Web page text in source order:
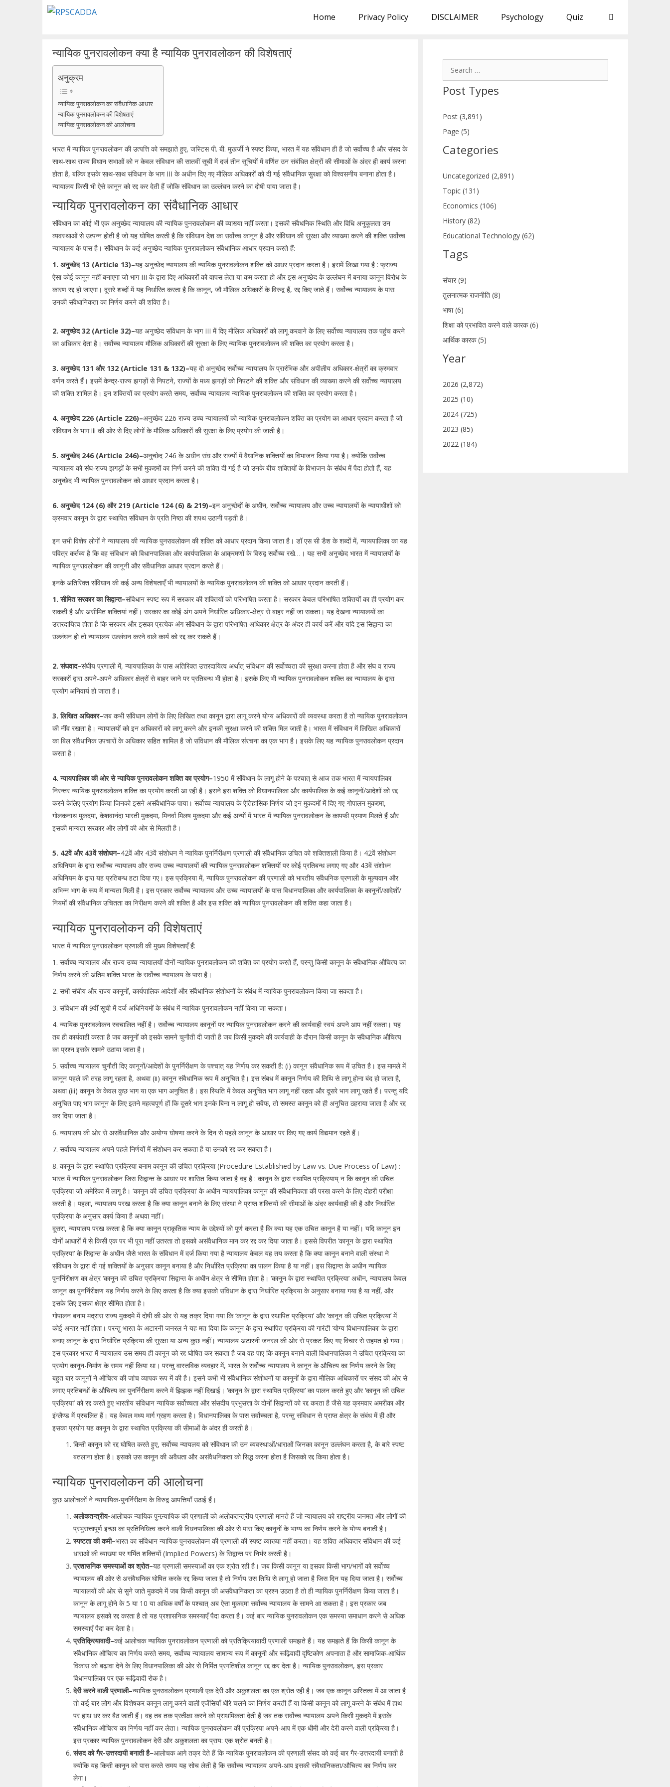
Home Privacy Policy DISCLAIMER Psychology Quiz
न्यायिक पुनरावलोकन क्या है न्यायिक पुनरावलोकन की विशेषताएं
अनुक्रम
न्यायिक पुनरावलोकन का संवैधानिक आधार
न्यायिक पुनरावलोकन की विशेषताएं
न्यायिक पुनरावलोकन की आलोचना
भारत में न्यायिक पुनरावलोकन की उत्पत्ति को समझाते हुए, जस्टिस पी. बी. मुखर्जी ने स्पष्ट किया, भारत में यह संविधान ही है जो सर्वोच्च है और संसद के
साथ-साथ राज्य विधान सभाओं को न केवल संविधान की सातवीं सूची में दर्ज तीन सूचियों में वर्णित उन संबंधित क्षेत्रों की सीमाओं के अंदर ही कार्य करना
होता है, बल्कि इसके साथ-साथ संविधान के भाग III के अधीन दिए गए मौलिक अधिकारों को दी गई संवैधानिक सुरक्षा को विश्वसनीय बनाना होता है।
न्यायालय किसी भी ऐसे कानून को रद्द कर देती हैं जोकि संविधान का उल्लंघन करने का दोषी पाया जाता है।
न्यायिक पुनरावलोकन का संवैधानिक आधार
संविधान का कोई भी एक अनुच्छेद न्यायालय की न्यायिक पुनरावलोकन की व्याख्या नहीं करता। इसकी संवैधनिक स्थिति और विधि अनुकूलता उन
व्यवस्थाओं से उत्पन्न होती है जो यह घोषित करती है कि संविधान देश का सर्वोच्च कानून है और संविधान की सुरक्षा और व्याख्या करने की शक्ति सर्वोच्च
न्यायालय के पास है। संविधान के कई अनुच्छेद न्यायिक पुनरावलोकन संवैधानिक आधार प्रदान करते हैं:
1. अनुच्छेद 13 (Article 13)–यह अनुच्छेद न्यायालय की न्यायिक पुनरावलोकन शक्ति को आधर प्रदान करता है। इसमें लिखा गया है : फ्राज्य
ऐसा कोई कानून नहीं बनाएगा जो भाग III के द्वारा दिए अधिकारों को वापस लेता या कम करता हो और इस अनुच्छेद के उल्लंघन में बनाया कानून विरोध के
कारण रद्द हो जाएगा। दूसरे शब्दों में यह निर्धारित करता है कि कानून, जौ मौलिक अधिकारों के विरुद्व हैं, रद्द किए जाते हैं। सर्वोच्च न्यायालय के पास
उनकी संवैधानिकता का निर्णय करने की शक्ति है।
2. अनुच्छेद 32 (Article 32)–यह अनुच्छेद संविधान के भाग III में दिए मौलिक अधिकारों को लागू करवाने के लिए सर्वोच्च न्यायालय तक पहुंच करने
का अधिकार देता है। सर्वोच्च न्यायालय मौलिक अधिकारों की सुरक्षा के लिए न्यायिक पुनरावलोकन की शक्ति का प्रयोग करता है।
3. अनुच्छेद 131 और 132 (Article 131 & 132)–यह दो अनुच्छेद सर्वोच्च न्यायालय के प्रारंभिक और अपीलीय अधिकार-क्षेत्रों का क्रमवार
वर्णन करते हैं। इसमें केन्द्र-राज्य झगड़ों से निपटने, राज्यों के मध्य झगड़ों को निपटने की शक्ति और संविधान की व्याख्या करने की सर्वोच्च न्यायालय
की शक्ति शामिल है। इन शक्तियों का प्रयोग करते समय, सर्वोच्च न्यायालय न्यायिक पुनरावलोकन की शक्ति का प्रयोग करता है।
4. अनुच्छेद 226 (Article 226)–अनुच्छेद 226 राज्य उच्च न्यायालयों को न्यायिक पुनरावलोकन शक्ति का प्रयोग का आधार प्रदान करता है जो
संविधान के भाग iii की ओर से दिए लोगों के मौलिक अधिकारों की सुरक्षा के लिए प्रयोग की जाती है।
5. अनुच्छेद 246 (Article 246)–अनुच्छेद 246 के अधीन संघ और राज्यों में वैधानिक शक्तियों का विभाजन किया गया है। क्योंकि सर्वोच्च
न्यायालय को संघ-राज्य झगड़ों के सभी मुकद्दमों का निर्ण करने की शक्ति दी गई है जो उनके बीच शक्तियों के विभाजन के संबंध में पैदा होतो हैं, यह
अनुच्छेद भी न्यायिक पुनरावलोकन को आधार प्रदान करता है।
6. अनुच्छेद 124 (6) और 219 (Article 124 (6) & 219)–इन अनुच्छेदों के अधीन, सर्वोच्च न्यायालय और उच्च न्यायालयों के न्यायाधीशों को
क्रमवार कानून के द्वारा स्थापित संविधान के प्रति निष्ठा की शपथ उठानी पड़ती है।
इन सभी विशेष लोगों ने न्यायालय की न्यायिक पुनरावलोकन की शक्ति को आधार प्रदान किया जाता है। डॉ एस सी डैश के शब्दों में, न्यायपालिका का यह
पवित्र कर्तव्य है कि वह संविधान को विधानपालिका और कार्यपालिका के आक्रमणों के विरुद्व सर्वोच्च रखे…। यह सभी अनुच्छेद भारत में न्यायालयों के
न्यायिक पुनरावलोकन की कानूनी और संवैधानिक आधार प्रदान करते हैं।
इनके अतिरिक्त संविधान की कई अन्य विशेषताएँ भी न्यायालयों के न्यायिक पुनरावलोकन की शक्ति को आधार प्रदान करती हैं।
1. सीमित सरकार का सिद्वान्त–संविधान स्पष्ट रूप में सरकार की शक्तियों को परिभाषित करता है। सरकार केवल परिभाषित शक्तियों का ही प्रयोग कर
सकती है और असीमित शक्तियां नहीं। सरकार का कोई अंग अपने निर्धारित अधिकार-क्षेत्र से बाहर नहीं जा सकता। यह देखना न्यायालयों का
उत्तरदायित्व होता है कि सरकार और इसका प्रत्येक अंग संविधान के द्वारा परिभाषित अधिकार क्षेत्र के अंदर ही कार्य करें और यदि इस सिद्वान्त का
उल्लंघन हो तो न्यायालय उल्लंघन करने वाले कार्य को रद्द कर सकते हैं।
2. संघवाद–संघीय प्रणाली में, न्यायपालिका के पास अतिरिक्त उत्तरदायित्व अर्थात् संविधान की सर्वोच्चता की सुरक्षा करना होता है और संघ व राज्य
सरकारों द्वारा अपने-अपने अधिकार क्षेत्रों से बाहर जाने पर प्रतिबन्ध भी होता है। इसके लिए भी न्यायिक पुनरावलोकन शक्ति का न्यायालय के द्वारा
प्रयोग अनिवार्य हो जाता है।
3. लिखित अधिकार–जब कभी संविधान लोगों के लिए लिखित तथा कानून द्वारा लागू करने योग्य अधिकारों की व्यवस्था करता है तो न्यायिक पुनरावलोकन
की नींव रखता है। न्यायालयों को इन अधिकारों को लागू करने और इनकी सुरक्षा करने की शक्ति मिल जाती है। भारत में संविधान में लिखित अधिकारों
का बिल संवैधानिक उपचारों के अधिकार सहित शामिल है जो संविधान की मौलिक संरचना का एक भाग है। इसके लिए यह न्यायिक पुनरावलोकन प्रदान
करता है।
4. न्यायपालिका की ओर से न्यायिक पुनरावलोकन शक्ति का प्रयोग–1950 में संविधान के लागू होने के पश्चात् से आज तक भारत में न्यायपालिका
निरन्तर न्यायिक पुनरावलोकन शक्ति का प्रयोग करती आ रही है। इसने इस शक्ति को विधानपालिका और कार्यपालिक के कई कानूनों/आदेशों को रद्द
करने केलिए प्रयोग किया जिनको इसने असंवैधानिक पाया। सर्वोच्च न्यायालय के ऐतिहासिक निर्णय जो इन मुकदमों में दिए गए-गोपालन मुकद्दमा,
गोलकनाथ मुकदमा, केशवानंदा भारती मुकदमा, मिनर्वा मिलष मुकदमा और कई अन्यों में भारत में न्यायिक पुनरावलोकन के कापफी प्रमाण मिलते हैं और
इसकी मान्यता सरकार और लोगों की ओर से मिलती है।
5. 42वें और 43वें संशोधन–42वें और 43वें संशोधन ने न्यायिक पुनर्निरीक्षण प्रणाली की संवैधानिक उचित को शक्तिशाली किया है। 42वें संशोधन
अधिनियम के द्वारा सर्वोच्च न्यायालय और राज्य उच्च न्यायालयों की न्यायिक पुनरावलोकन शक्तियों पर कोई प्रतिबन्ध लगाए गए और 43वें संशोध्न
अधिनियम के द्वारा यह प्रतिबन्ध हटा दिया गए। इस प्रक्रिया में, न्यायिक पुनरावलोकन की प्रणाली को भारतीय संवैधनिक प्रणाली के मूल्यवान और
अभिन्न भाग के रूप में मान्यता मिली है। इस प्रकार सर्वोच्च न्यायालय और उच्च न्यायालयों के पास विधानपालिका और कार्यपालिका के कानूनों/आदेशों/
नियमों की संवैधानिक उचितता का निरीक्षण करने की शक्ति है और इस शक्ति को न्यायिक पुनरावलोकन की शक्ति कहा जाता है।
न्यायिक पुनरावलोकन की विशेषताएं
भारत में न्यायिक पुनरावलोकन प्रणाली की मुख्य विशेषताएँ हैं:
1. सर्वोच्च न्यायालय और राज्य उच्च न्यायालयों दोनों न्यायिक पुनरावलोकन की शक्ति का प्रयोग करते हैं, परन्तु किसी कानून के संवैधानिक औचित्य का
निर्णय करने की अंतिम शक्ति भारत के सर्वोच्च न्यायालय के पास है।
2. सभी संघीय और राज्य कानूनों, कार्यपालिक आदेशों और संवैधानिक संशोधनों के संबंध में न्यायिक पुनरावलोकन किया जा सकता है।
3. संविधान की 9वीं सूची में दर्ज अधिनियमों के संबंध में न्यायिक पुनरावलोकन नहीं किया जा सकता।
4. न्यायिक पुनरावलोकन स्वचालित नहीं है। सर्वोच्च न्यायालय कानूनों पर न्यायिक पुनरावलोकन करने की कार्यवाही स्वयं अपने आप नहीं रकता। यह
तब ही कार्यवाही करता है जब कानूनों को इसके सामने चुनौती दी जाती है जब किसी मुकदमे की कार्यवाही के दौरान किसी कानून के संवैधानिक औचित्य
का प्रश्न इसके सामने उठाया जाता है।
5. सर्वोच्च न्यायालय चुनौती दिए कानूनों/आदेशों के पुनर्निरीक्षण के पश्चात् यह निर्णय कर सकती है: (i) कानून संवैधानिक रूप में उचित है। इस मामले में
कानून पहले की तरह लागू रहता है, अथवा (ii) कानून संवैधानिक रूप में अनुचित है। इस संबध में कानून निर्णय की तिथि से लागू होना बंद हो जाता है,
अथवा (iii) कानून के केवल कुछ भाग या एक भाग अनुचित है। इस स्थिति में केवल अनुचित भाग लागू नहीं रहता और दूसरे भाग लागू रहते हैं। परन्तु यदि
अनुचित पाए भाग कानून के लिए इतने महत्वपूर्ण हों कि दूसरे भाग इनके बिना न लागू हो सवेंफ, तो समस्त कानून को ही अनुचित ठहराया जाता है और रद्द
कर दिया जाता है।
6. न्यायालय की ओर से असंवैधानिक और अयोग्य घोषणा करने के दिन से पहले कानून के आधार पर किए गए कार्य विद्यमान रहते हैं।
7. सर्वोच्च न्यायालय अपने पहले निर्णयों में संशोधन कर सकता है या उनको रद्द कर सकता है।
8. कानून के द्वारा स्थापित प्रक्रिया बनाम कानून की उचित प्रक्रिया (Procedure Established by Law vs. Due Process of Law) :
भारत में न्यायिक पुनरावलोकन जिस सिद्वान्त के आधार पर शासित किया जाता है वह है : कानून के द्वारा स्थापित प्रक्रियाय् न कि कानून की उचित
प्रक्रिया जो अमेरिका में लागू है। ‘कानून की उचित प्रक्रिया’ के अधीन न्यायपालिका कानून की संवैधानिकता की परख करने के लिए दोहरी परीक्षा
करती है। पहला, न्यायालय परख करता है कि क्या कानून बनाने के लिए संस्था ने प्राप्त शक्तियों की सीमाओं के अंदर कार्यवाही की है और निर्धारित
प्रक्रिया के अनुसार कार्य किया है अथवा नहीं।
दूसरा, न्यायालय परख करता है कि क्या कानून प्राकृतिक न्याय के उद्देश्यों को पूर्ण करता है कि क्या यह एक उचित कानून है या नहीं। यदि कानून इन
दोनों आधारों में से किसी एक पर भी पूरा नहीं उतरता तो इसको असंवैधानिक मान कर रद्द कर दिया जाता है। इससे विपरीत ‘कानून के द्वारा स्थापित
प्रक्रिया’ के सिद्वान्त के अधीन जैसे भारत के संविधान में दर्ज किया गया है न्यायालय केवल यह तय करता है कि क्या कानून बनाने वाली संस्था ने
संविधान के द्वारा दी गई शक्तियों के अनुसार कानून बनाया है और निर्धारित प्रक्रिया का पालन किया है या नहीं। इस सिद्वान्त के अधीन न्यायिक
पुनर्निरीक्षण का क्षेत्र ‘कानून की उचित प्रक्रिया’ सिद्वान्त के अधीन क्षेत्र से सीमित होता है। ‘कानून के द्वारा स्थापित प्रक्रिया’ अधीन, न्यायालय केवल
कानून का पुनर्निरीक्षण यह निर्णय करने के लिए करता है कि क्या इसको संविधान के द्वारा निर्धारित प्रक्रिया के अनुसार बनाया गया है या नहीं, और
इसके लिए इसका क्षेत्र सीमित होता है।
गोपालन बनाम मद्रास राज्य मुकदमे में दोषी की ओर से यह तक्र दिया गया कि ‘कानून के द्वारा स्थापित प्रक्रिया’ और ‘कानून की उचित प्रक्रिया’ में
कोई अन्तर नहीं होता। परन्तु भारत के अटारनी जनरल ने यह मत दिया कि कानून के द्वारा स्थापित प्रक्रिया की गारंटी ‘योग्य विधानपालिका’ के द्वारा
बनाए कानून के द्वारा निर्धारित प्रक्रिया की सुरक्षा या अन्य कुछ नहीं। न्यायालय अटारनी जनरल की ओर से प्रकट किए गए विचार से सहमत हो गया।
इस प्रकार भारत में न्यायालय उस समय ही कानून को रद्द घोषित कर सकता है जब वह पाए कि कानून बनाने वाली विधानपालिका ने उचित प्रक्रिया का
प्रयोग कानून-निर्माण के समय नहीं किया था। परन्तु वास्तविक व्यवहार में, भारत के सर्वोच्च न्यायालय ने कानून के औचित्य का निर्णय करने के लिए
बहुत बार कानूनों ने औचित्य की जांच व्यापक रूप में की है। इसने कभी भी संवैधानिक संशोधनों या कानूनों के द्वारा मौलिक अधिकारों पर संसद की ओर से
लगाए प्रतिबन्धों के औचित्य का पुनर्निरीक्षण करने में झिझक नहीं दिखाई। ‘कानून के द्वारा स्थापित प्रक्रिया’ का पालन करते हुए और ‘कानून की उचित
प्रक्रिया’ को रद्द करते हुए भारतीय संविधान न्यायिक सर्वोच्चता और संसदीय प्रभुसत्ता के दोनों सिद्वान्तों को रद्द करता है जैसे यह क्रमवार अमरीका और
इंग्लैण्ड में प्रचलित हैं। यह केवल मध्य मार्ग ग्रहण करता है। विधानपालिका के पास सर्वोच्चता है, परन्तु संविधान से प्राप्त क्षेत्र के संबंध में ही और
इसका प्रयोग यह कानून के द्वारा स्थापित प्रक्रिया की सीमाओं के अंदर ही करती है।
किसी कानून को रद्द घोषित करते हुए, सर्वोच्च न्यायलय को संविधान की उन व्यवस्थाओं/धाराओं जिनका कानून उल्लंघन करता है, के बारे स्पष्ट
बतलाना होता है। इसको उस कानून की अवैधता और असंवैधनिकता को सिद्ध करना होता है जिसको रद्द किया होता है।
न्यायिक पुनरावलोकन की आलोचना
कुछ आलोचकों ने न्यायायिक-पुनर्निरीक्षण के विरुद्व आपत्तियाँ उठाई हैं।
अलोकतन्त्रीय-आलोचक न्यायिक पुनन्र्यायिक की प्रणाली को अलोकतन्त्रीय प्रणाली मानते हैं जो न्यायालय को राष्ट्रीय जनमत और लोगों की
प्रभुसत्तापूर्ण इच्छा का प्रतिनिधित्व करने वाली विधनपालिका की ओर से पास किए कानूनों के भाग्य का निर्णय करने के योग्य बनाती है।
स्पष्टता की कमी–भारत का संविधान न्यायिक पुनरावलोकन की प्रणाली की स्पष्ट व्याख्या नहीं करता। यह शक्ति अधिकतर संविधान की कई
धाराओं की व्याख्या पर गर्भित शक्तियों (Implied Powers) के सिद्वान्त पर निर्भर करती है।
प्रशासनिक समस्याओं का श्रोत–यह प्रणाली समस्याओं का एक श्रोत रही है। जब किसी कानून या इसका किसी भाग/भागों को सर्वोच्च
न्यायालय की ओर से असंवैधनिक घोषित करके रद्द किया जाता है तो निर्णय उस तिथि से लागू हो जाता है जिस दिन यह दिया जाता है। सर्वोच्च
न्यायालयों की ओर से सुने जाते मुकदमे में जब किसी कानून की असंवैधानिकता का प्रश्न उठता है तो ही न्यायिक पुनर्निरीक्षण किया जाता है।
कानून के लागू होने के 5 या 10 या अधिक वर्षों के पश्चात् अब ऐसा मुकदमा सर्वोच्च न्यायालय के सामने आ सकता है। इस प्रकार जब
न्यायालय इसको रद्द करता है तो यह प्रशासनिक समस्याएँ पैदा करता है। कई बार न्यायिक पुनरावलोकन एक समस्या समाधान करने से अधिक
समस्याएँ पैदा कर देता है।
प्रतिक्रियावादी–कई आलोचक न्यायिक पुनरावलोकन प्रणाली को प्रतिक्रियावादी प्रणाली समझते हैं। यह समझते हैं कि किसी कानून के
संवैधानिक औचित्य का निर्णय करते समय, सर्वोच्च न्यायालय सामान्य रूप में कानूनी और रूढ़िवादी दृष्टिकोण अपनाता है और सामाजिक-आर्थिक
विकास को बढ़ावा देने के लिए विधानपालिका की ओर से निर्मित प्रगतिशील कानून रद्द कर देता है। न्यायिक पुनरावलोकन, इस प्रकार
विधानपालिका पर एक रूढ़िवादी रोक है।
देरी करने वाली प्रणाली–न्यायिक पुनरावलोकन प्रणाली एक देरी और अकुशलता का एक श्रोत रही है। जब एक कानून अस्तित्व में आ जाता है
तो कई बार लोग और विशेषकर कानून लागू करने वाली एजेंसियाँ धीरे चलने का निर्णय करती हैं या किसी कानून को लागू करने के संबंध में हाथ
पर हाथ धर कर बैठ जाती हैं। वह तब तक प्रतीक्षा करने को प्राथमिकता देती हैं जब तक सर्वोच्च न्यायालय अपने किसी मुकदमे में इसके
संवैधानिक औचित्य का निर्णय नहीं कर लेता। न्यायिक पुनरावलोकन की प्रक्रिया अपने-आप में एक धीमी और देरी करने वाली प्रक्रिया है।
इस प्रकार न्यायिक पुनरावलोकन देरी और अकुशलता का प्राय: एक श्रोत बनती है।
संसद को गैर-उत्तरदायी बनाती है–आलोचक आगे तक्र देते हैं कि न्यायिक पुनरावलोकन की प्रणाली संसद को कई बार गैर-उत्तरदायी बनाती है
क्योंकि यह किसी कानून को पास करते समय यह सोच लेती है कि सर्वोच्च न्यायालय अपने-आप इसकी संवैधानिकता/औचित्य का निर्णय कर
लेगा।
Post Types
Post (3,891)
Page (5)
Categories
Uncategorized (2,891)
Topic (131)
Economics (106)
History (82)
Educational Technology (62)
Tags
संचार (9)
तुलनात्मक राजनीति (8)
भाषा (6)
शिक्षा को प्रभावित करने वाले कारक (6)
आर्थिक कारक (5)
Year
2026 (2,872)
2025 (10)
2024 (725)
2023 (85)
2022 (184)